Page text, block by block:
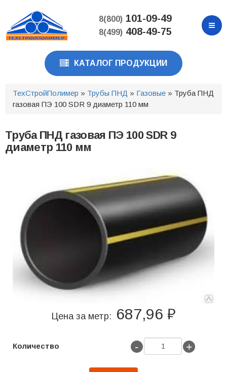
основному
содержанию
8(800)101-09-49
8(499)408-49-75
КАТАЛОГ ПРОДУКЦИИ
ТехСтройПолимер » Трубы ПНД » Газовые » Труба ПНД
газовая ПЭ 100 SDR 9 диаметр 110 мм
Труба ПНД газовая ПЭ 100 SDR 9
диаметр 110 мм
Цена за метр: 687,96 ₽
Количество - +